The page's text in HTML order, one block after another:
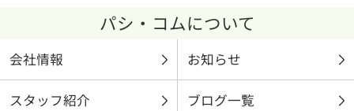
パシ・コムについて
会社情報 お知らせ
スタッフ紹介 ブログ一覧